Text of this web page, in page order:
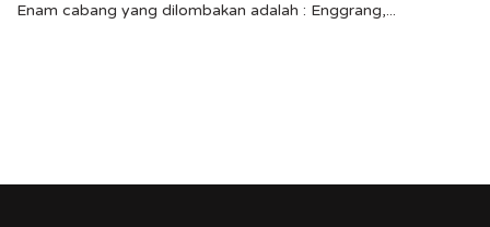
Enam cabang yang dilombakan adalah : Enggrang,...